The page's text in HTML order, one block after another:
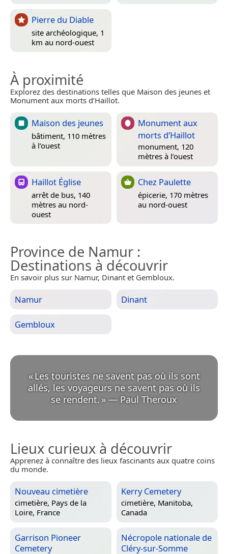
Pierre du Diable
site archéologique, 1
km au nord-ouest
À proximité
Explorez des destinations telles que Maison des jeunes et
Monument aux morts d’Haillot.
Maison des jeunes
bâtiment, 110 mètres
à l’ouest
Monument aux
morts d’Haillot
monument, 120
mètres à l’ouest
Haillot Église
arrêt de bus, 140
mètres au nord-
ouest
Chez Paulette
épicerie, 170 mètres
au nord-ouest
Province de Namur :
Destinations à découvrir
En savoir plus sur Namur, Dinant et Gembloux.
Namur Dinant
Gembloux
«Les touristes ne savent pas où ils sont
allés, les voyageurs ne savent pas où ils
se rendent. » — Paul Theroux
Lieux curieux à découvrir
Apprenez à connaître des lieux fascinants aux quatre coins
du monde.
Nouveau cimetière
cimetière, Pays de la
Loire, France
Kerry Cemetery
cimetière, Manitoba,
Canada
Garrison Pioneer
Cemetery
Nécropole nationale de
Cléry-sur-Somme